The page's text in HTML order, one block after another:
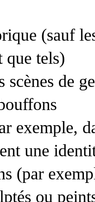
(sauf
que tels)
scènes de
exemple,
une
(par
ou